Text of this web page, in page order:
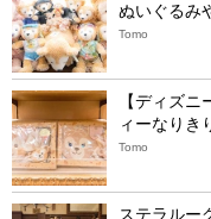
ぬいぐるみ
Tomo
【ディズ
ィーなりき
Tomo
ステラルー